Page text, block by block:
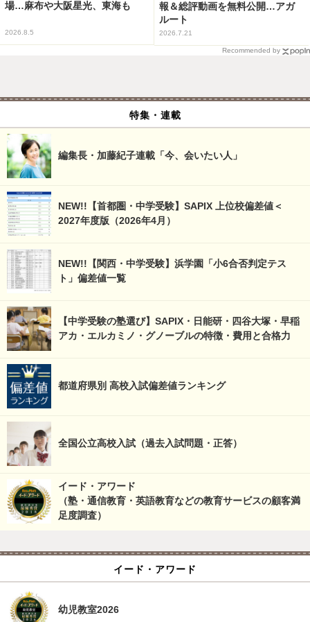
場…麻布や大阪星光、東海も
2026.8.5
報＆総評動画を無料公開…アガ
ルート
2026.7.21
Recommended by
特集・連載
編集長・加藤紀子連載「今、会いたい人」
NEW!!【首都圏・中学受験】SAPIX 上位校偏差値＜
2027年度版（2026年4月）
NEW!!【関西・中学受験】浜学園「小6合否判定テス
ト」偏差値一覧
【中学受験の塾選び】SAPIX・日能研・四谷大塚・早稲
アカ・エルカミノ・グノーブルの特徴・費用と合格力
都道府県別 高校入試偏差値ランキング
全国公立高校入試（過去入試問題・正答）
イード・アワード
（塾・通信教育・英語教育などの教育サービスの顧客満
足度調査）
イード・アワード
幼児教室2026